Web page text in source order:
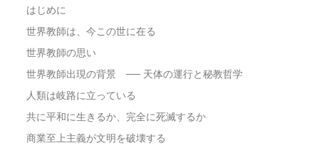
はじめに
世界教師は、今この世に在る
世界教師の思い
世界教師出現の背景 ── 天体の運行と秘教哲学
人類は岐路に立っている
共に平和に生きるか、完全に死滅するか
商業至上主義が文明を破壊する